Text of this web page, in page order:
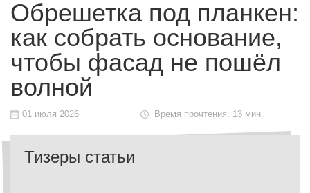
Обрешетка под планкен:
как собрать основание,
чтобы фасад не пошёл
волной
01 июля 2026 Время прочтения: 13 мин.
Тизеры статьи